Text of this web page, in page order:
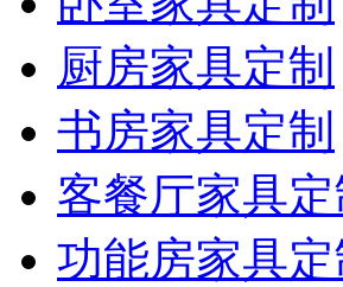
厨房家具定制
书房家具定制
客餐厅家具定
功能房家具定